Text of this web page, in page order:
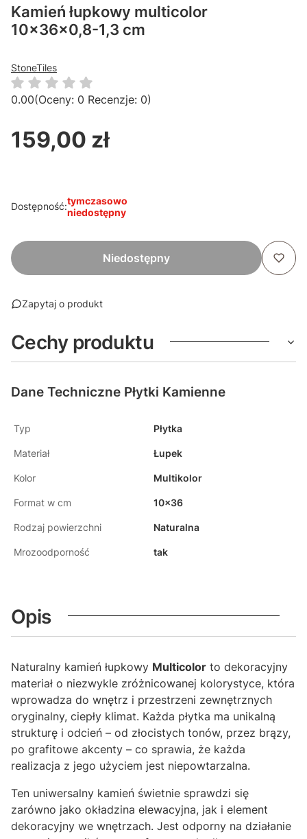
Kamień łupkowy multicolor
10x36x0,8-1,3 cm
StoneTiles
0.00(Oceny: 0 Recenzje: 0)
Cena
159,00 zł
Dostępność:tymczasowo
niedostępny
Niedostępny
Zapytaj o produkt
Cechy produktu
Dane Techniczne Płytki Kamienne
Typ Płytka
Materiał Łupek
Kolor Multikolor
Format w cm 10x36
Rodzaj powierzchni Naturalna
Mrozoodporność tak
Opis
Naturalny kamień łupkowy Multicolor to dekoracyjny
materiał o niezwykle zróżnicowanej kolorystyce, która
wprowadza do wnętrz i przestrzeni zewnętrznych
oryginalny, ciepły klimat. Każda płytka ma unikalną
strukturę i odcień – od złocistych tonów, przez brązy,
po grafitowe akcenty – co sprawia, że każda
realizacja z jego użyciem jest niepowtarzalna.
Ten uniwersalny kamień świetnie sprawdzi się
zarówno jako okładzina elewacyjna, jak i element
dekoracyjny we wnętrzach. Jest odporny na działanie